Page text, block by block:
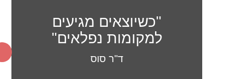
"כשיוצאים מגיעים
למקומות נפלאים"
ד"ר סוס